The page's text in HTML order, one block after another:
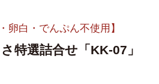
はじめてセット
卵白・でんぷん不使用】
特選詰合せ「KK-07」